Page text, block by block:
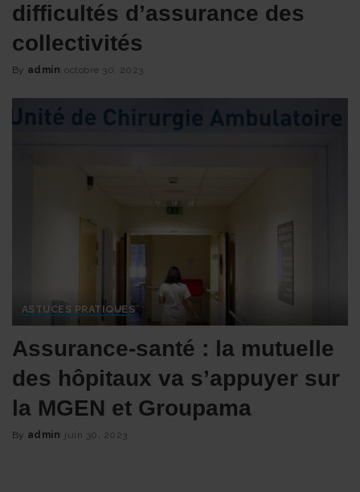
difficultés d’assurance des
collectivités
Posted
By admin octobre 30, 2023
ASTUCES PRATIQUES
Assurance-santé : la mutuelle
des hôpitaux va s’appuyer sur
la MGEN et Groupama
Posted
By admin juin 30, 2023